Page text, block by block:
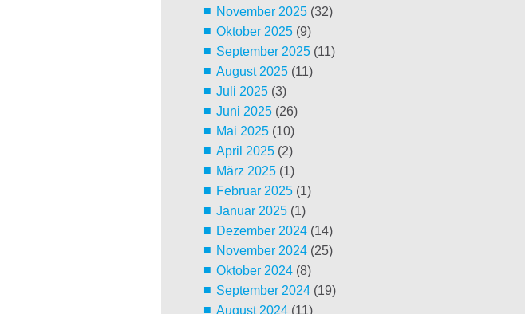
November 2025(32)
Oktober 2025(9)
September 2025(11)
August 2025(11)
Juli 2025(3)
Juni 2025(26)
Mai 2025(10)
April 2025(2)
März 2025(1)
Februar 2025(1)
Januar 2025(1)
Dezember 2024(14)
November 2024(25)
Oktober 2024(8)
September 2024(19)
August 2024(11)